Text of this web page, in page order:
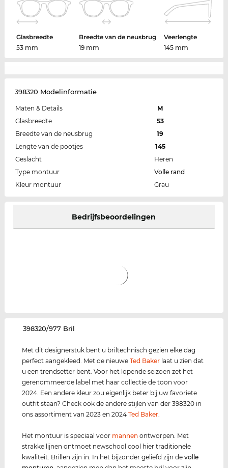
Glasbreedte
53 mm
Breedte van de neusbrug
19 mm
Veerlengte
145 mm
398320 Modelinformatie
Maten & Details
M
Glasbreedte
53
Breedte van de neusbrug
19
Lengte van de pootjes
145
Geslacht
Heren
Type montuur
Volle rand
Kleur montuur
Grau
Bedrijfsbeoordelingen
‌398320/977 Bril
Met dit designerstuk bent u briltechnisch gezien elke dag
perfect aangekleed. Met de nieuweTed Baker laat u zien dat
u een trendsetter bent. Voor het lopende seizoen zet het
gerenommeerde label met haar collectie de toon voor
2024. Een andere kleur zou eigenlijk beter bij uw favoriete
outfit staan? Check ook de andere stijlen van der 398320 in
ons assortiment van 2023 en 2024Ted Baker.
Het montuur is speciaal voor mannen ontworpen. Met
strakke lijnen ontmoet newschool cool hier traditionele
kwaliteit. Brillen zijn in. In het bijzonder geliefd zijn devolle